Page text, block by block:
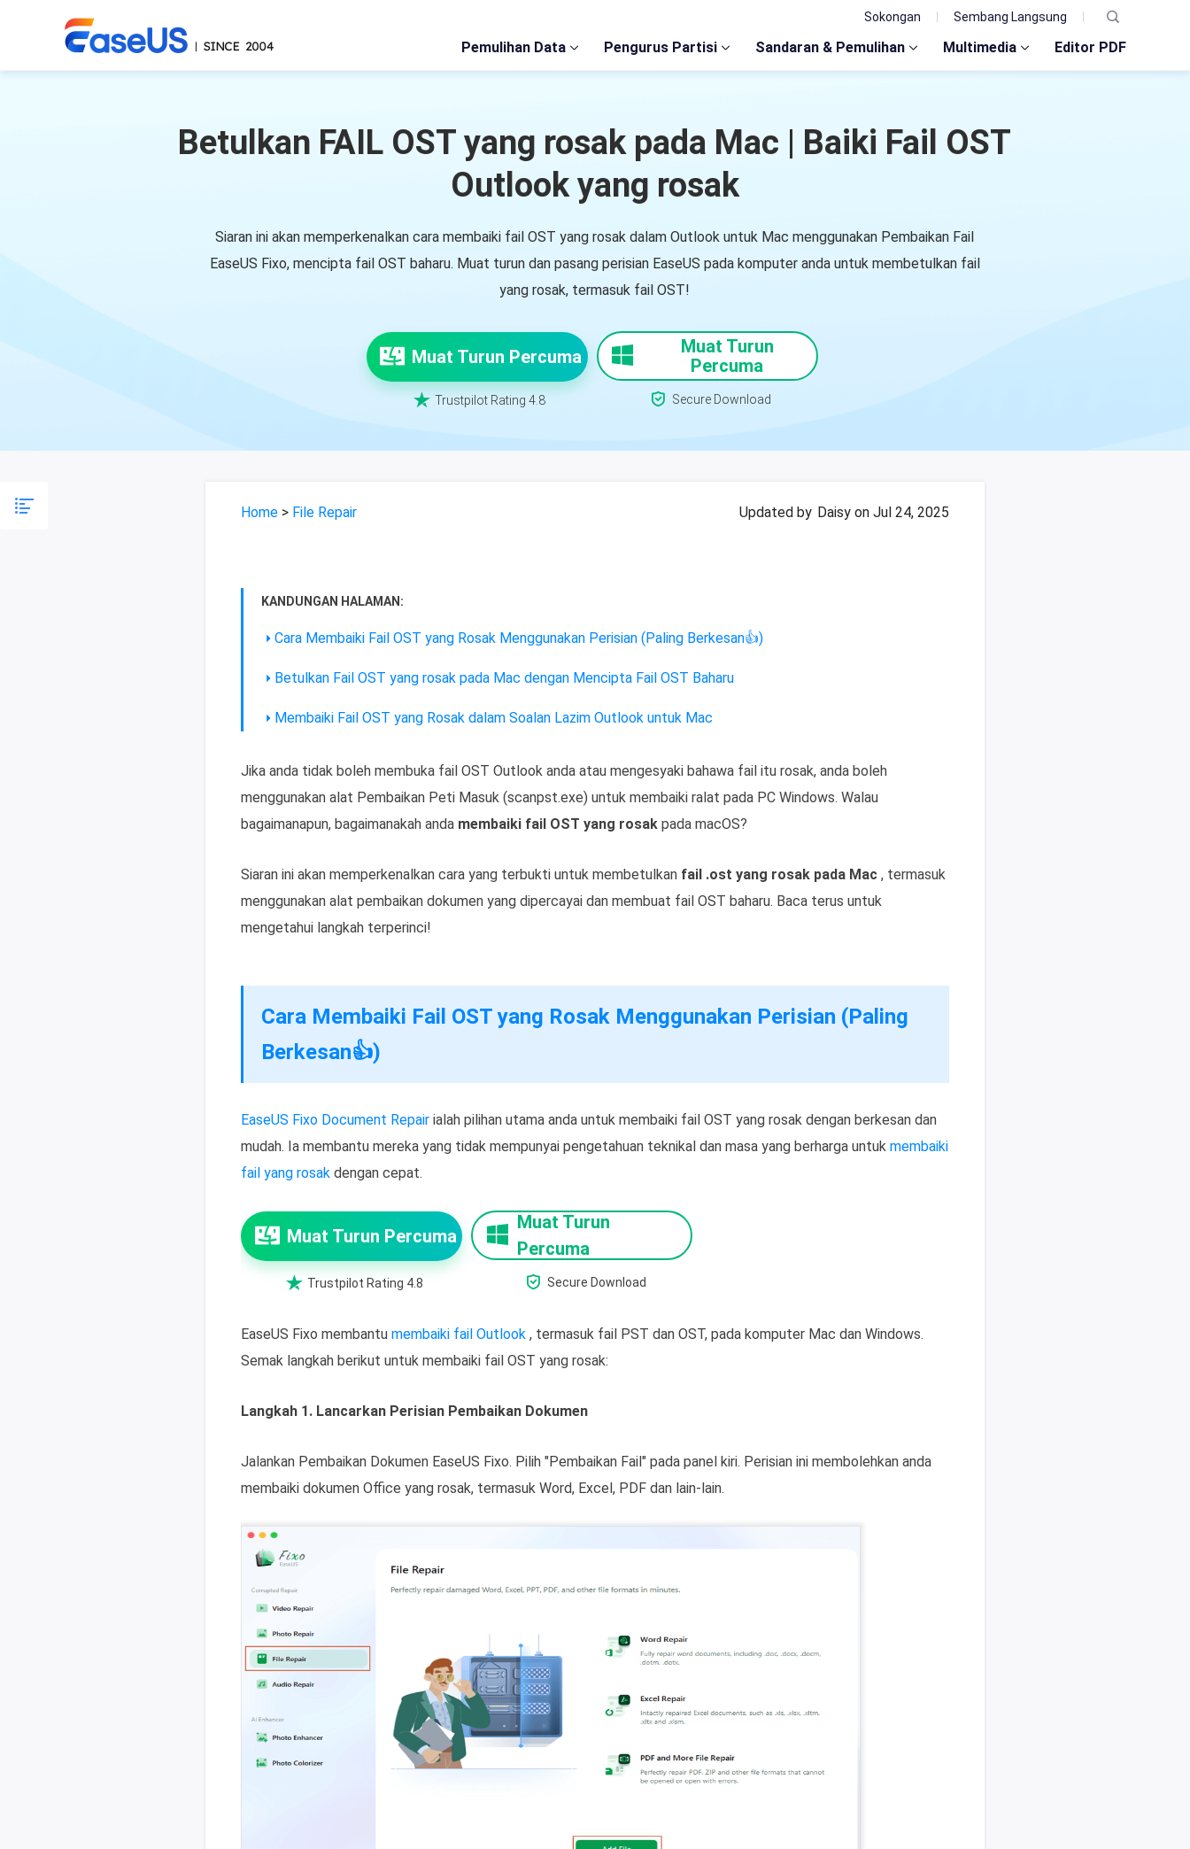
Sokongan Sembang Langsung
Pemulihan Data Pengurus Partisi Sandaran & Pemulihan Multimedia Editor PDF
Betulkan FAIL OST yang rosak pada Mac | Baiki Fail OST
Outlook yang rosak
Siaran ini akan memperkenalkan cara membaiki fail OST yang rosak dalam Outlook untuk Mac menggunakan Pembaikan Fail
EaseUS Fixo, mencipta fail OST baharu. Muat turun dan pasang perisian EaseUS pada komputer anda untuk membetulkan fail
yang rosak, termasuk fail OST!
Muat Turun Percuma
 Trustpilot Rating 4.8
Muat Turun
Percuma
 Secure Download
Home > File Repair Updated by Daisy on Jul 24, 2025
KANDUNGAN HALAMAN:
Cara Membaiki Fail OST yang Rosak Menggunakan Perisian (Paling Berkesan👍)
Betulkan Fail OST yang rosak pada Mac dengan Mencipta Fail OST Baharu
Membaiki Fail OST yang Rosak dalam Soalan Lazim Outlook untuk Mac
Jika anda tidak boleh membuka fail OST Outlook anda atau mengesyaki bahawa fail itu rosak, anda boleh
menggunakan alat Pembaikan Peti Masuk (scanpst.exe) untuk membaiki ralat pada PC Windows. Walau
bagaimanapun, bagaimanakah anda membaiki fail OST yang rosak pada macOS?
Siaran ini akan memperkenalkan cara yang terbukti untuk membetulkan fail .ost yang rosak pada Mac , termasuk
menggunakan alat pembaikan dokumen yang dipercayai dan membuat fail OST baharu. Baca terus untuk
mengetahui langkah terperinci!
Cara Membaiki Fail OST yang Rosak Menggunakan Perisian (Paling
Berkesan👍)
EaseUS Fixo Document Repair ialah pilihan utama anda untuk membaiki fail OST yang rosak dengan berkesan dan
mudah. Ia membantu mereka yang tidak mempunyai pengetahuan teknikal dan masa yang berharga untuk membaiki
fail yang rosak dengan cepat.
Muat Turun Percuma
 Trustpilot Rating 4.8
Muat Turun
Percuma
 Secure Download
EaseUS Fixo membantu membaiki fail Outlook , termasuk fail PST dan OST, pada komputer Mac dan Windows.
Semak langkah berikut untuk membaiki fail OST yang rosak:
Langkah 1. Lancarkan Perisian Pembaikan Dokumen
Jalankan Pembaikan Dokumen EaseUS Fixo. Pilih "Pembaikan Fail" pada panel kiri. Perisian ini membolehkan anda
membaiki dokumen Office yang rosak, termasuk Word, Excel, PDF dan lain-lain.